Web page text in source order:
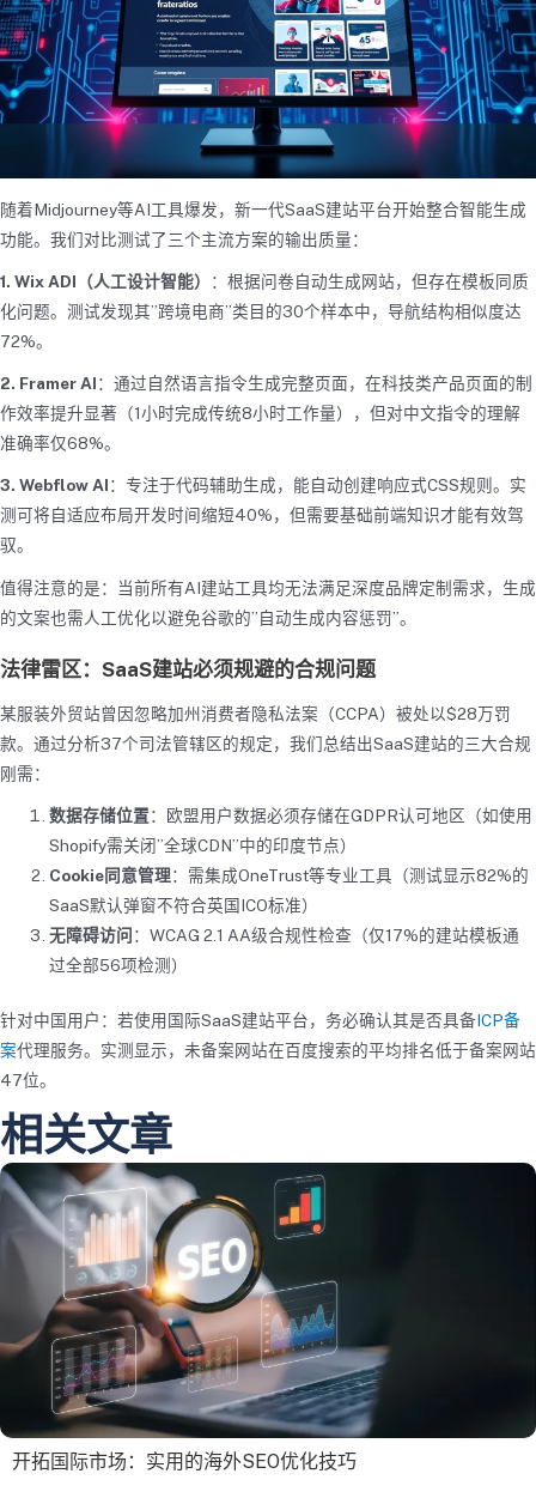
随着Midjourney等AI工具爆发，新一代SaaS建站平台开始整合智能生成
功能。我们对比测试了三个主流方案的输出质量：
1. Wix ADI（人工设计智能）
：根据问卷自动生成网站，但存在模板同质
化问题。测试发现其”跨境电商”类目的30个样本中，导航结构相似度达
72%。
2. Framer AI：通过自然语言指令生成完整页面，在科技类产品页面的制
作效率提升显著（1小时完成传统8小时工作量），但对中文指令的理解
准确率仅68%。
3. Webflow AI：专注于代码辅助生成，能自动创建响应式CSS规则。实
测可将自适应布局开发时间缩短40%，但需要基础前端知识才能有效驾
驭。
值得注意的是：当前所有AI建站工具均无法满足深度品牌定制需求，生成
的文案也需人工优化以避免谷歌的”自动生成内容惩罚”。
法律雷区：SaaS建站必须规避的合规问题
某服装外贸站曾因忽略加州消费者隐私法案（CCPA）被处以$28万罚
款。通过分析37个司法管辖区的规定，我们总结出SaaS建站的三大合规
刚需：
数据存储位置：欧盟用户数据必须存储在GDPR认可地区（如使用
Shopify需关闭”全球CDN”中的印度节点）
Cookie同意管理：需集成OneTrust等专业工具（测试显示82%的
SaaS默认弹窗不符合英国ICO标准）
无障碍访问 ：WCAG 2.1 AA级合规性检查（仅17%的建站模板通
过全部56项检测）
针对中国用户：若使用国际SaaS建站平台，务必确认其是否具备ICP备
案代理服务。实测显示，未备案网站在百度搜索的平均排名低于备案网站
47位。
相关文章
开拓国际市场：实用的海外SEO优化技巧